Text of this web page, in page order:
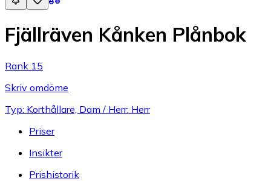
Fjällräven Kånken Plånbok
Rank 15
Skriv omdöme
Typ: Korthållare, Dam / Herr: Herr
Priser
Insikter
Prishistorik